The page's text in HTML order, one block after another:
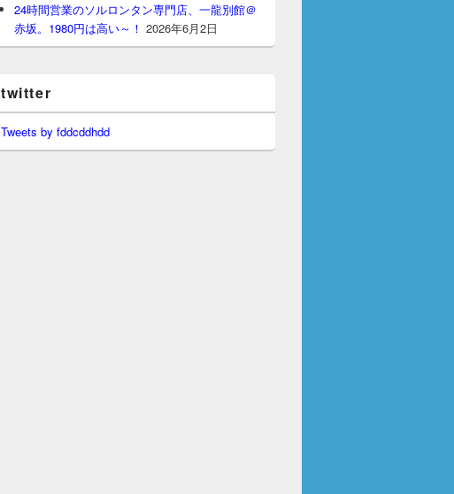
24時間営業のソルロンタン専門店、一龍別館＠
赤坂。1980円は高い～！ 2026年6月2日
twitter
Tweets by fddcddhdd